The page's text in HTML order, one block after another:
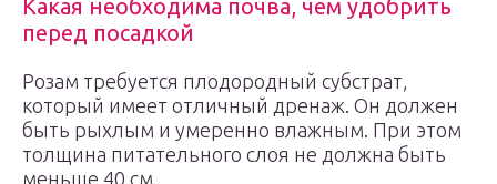
Какая необходима почва, чем удобрить
перед посадкой
Розам требуется плодородный субстрат,
который имеет отличный дренаж. Он должен
быть рыхлым и умеренно влажным. При этом
толщина питательного слоя не должна быть
меньше 40 см.